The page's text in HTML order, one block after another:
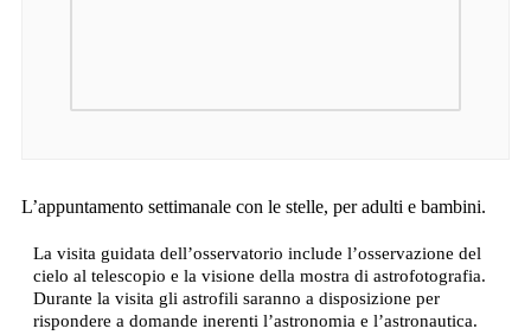
L’appuntamento settimanale con le stelle, per adulti e bambini.
La visita guidata dell’osservatorio include l’osservazione del
cielo al telescopio e la visione della mostra di astrofotografia.
Durante la visita gli astrofili saranno a disposizione per
rispondere a domande inerenti l’astronomia e l’astronautica.